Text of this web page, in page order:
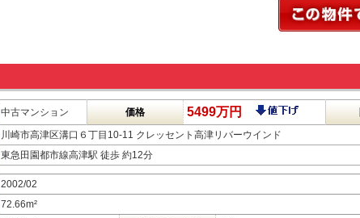
中古マンション 価格 5499万円
川崎市高津区溝口６丁目10-11 クレッセント高津リバーウインド
東急田園都市線高津駅 徒歩 約12分
2002/02
72.66m²